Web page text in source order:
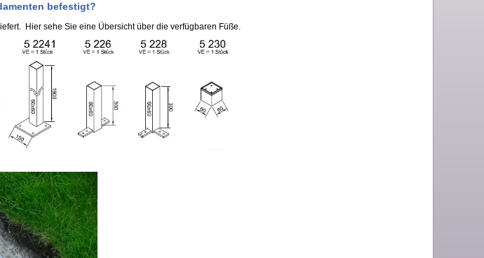
befestigt?
Hier sehe Sie eine Übersicht über die verfügbaren Füße.